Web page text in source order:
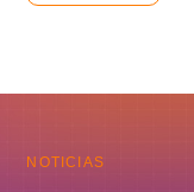
NOTICIAS